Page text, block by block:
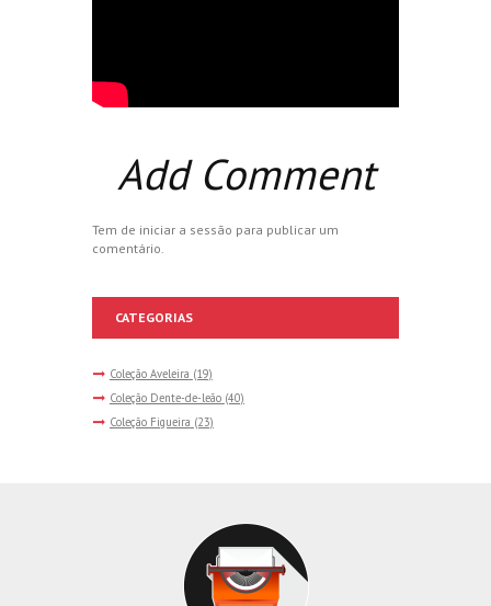
Add Comment
Tem de iniciar a sessão para publicar um
comentário.
CATEGORIAS
Coleção Aveleira (19)
Coleção Dente-de-leão (40)
Coleção Figueira (23)